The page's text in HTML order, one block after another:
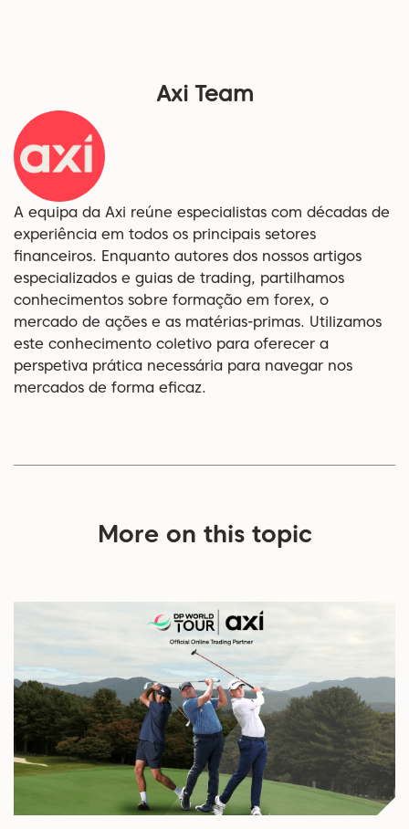
Axi Team
A equipa da Axi reúne especialistas com décadas de
experiência em todos os principais setores
financeiros. Enquanto autores dos nossos artigos
especializados e guias de trading, partilhamos
conhecimentos sobre formação em forex, o
mercado de ações e as matérias-primas. Utilizamos
este conhecimento coletivo para oferecer a
perspetiva prática necessária para navegar nos
mercados de forma eficaz.
More on this topic